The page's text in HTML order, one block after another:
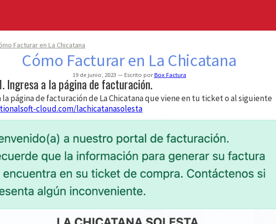
Facturar en La Chicatana
Cómo Facturar en La Chicatana
19 de junio, 2023 Escrito porBox Factura
Ingresa a la página de facturación.
la página de facturación de La Chicatana que viene en tu ticket o al siguiente
cloud.com/lachicatanasolesta